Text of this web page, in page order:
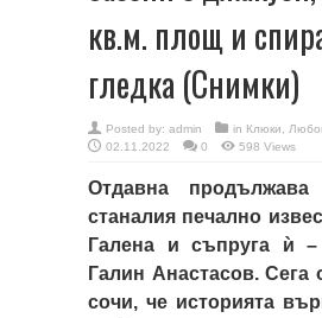
кв.м. площ и
гледка (Снимки)
Posted by: admin in Клюки
02.11.2022
0 598 Views
Отдавна продължава
станалия печално
Галена и съпруга ѝ –
Галин Анастасов. Сега
сочи, че историята